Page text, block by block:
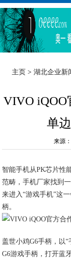
主页 >湖北企业新
VIVO iQOO
单
来源
智能手机从PK芯片性
范畴，手机厂家找到
来进入“游戏手机”这
柄。
盖世小鸡G6手柄，以
G6游戏手柄，打开蓝